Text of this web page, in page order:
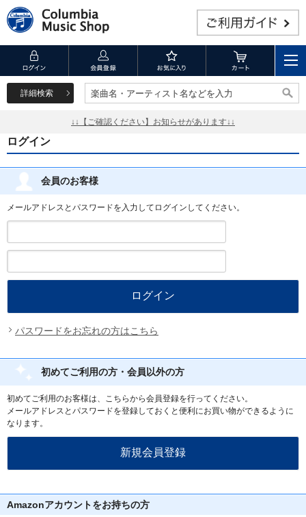
詳細検索 楽曲名・アーティスト名などを入力
楽曲名・アーティスト名などを入力
↓↓【ご確認ください】お知らせがあります↓↓
ログイン
会員のお客様
メールアドレスとパスワードを入力してログインしてください。
パスワードをお忘れの方はこちら
初めてご利用の方・会員以外の方
初めてご利用のお客様は、こちらから会員登録を行ってください。
メールアドレスとパスワードを登録しておくと便利にお買い物ができるように
なります。
Amazonアカウントをお持ちの方